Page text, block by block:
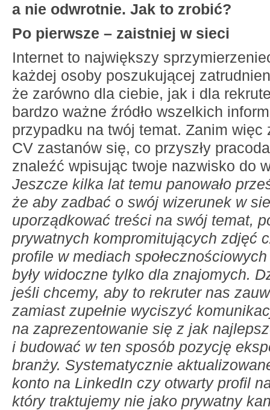
a nie odwrotnie. Jak to zrobić?
Po pierwsze – zaistniej w sieci
Internet to największy
każdej osoby poszukującej
że zarówno dla ciebie, jak i dla
bardzo ważne źródło wszelkich
przypadku na twój temat. Zanim więc
CV zastanów się, co przyszły
znaleźć wpisując twoje nazwisko do
Jeszcze kilka lat temu panowało
że aby zadbać o swój wizerunek w
uporządkować treści na swój temat,
prywatnych kompromitujących zdjęć
profile w mediach
były widoczne tylko dla znajomych.
jeśli chcemy, aby to rekruter nas
zamiast zupełnie wyciszyć
na zaprezentowanie się z jak
i budować w ten sposób pozycję
branży. Systematycznie
konto na LinkedIn czy otwarty profil
który traktujemy nie jako prywatny